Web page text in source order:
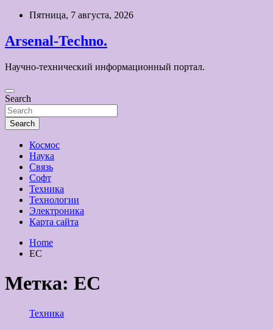
Skip
content
Пятница, 7 августа, 2026
Arsenal-Techno.
Научно-технический информационный портал.
Search
Search
Космос
Наука
Связь
Софт
Техника
Технологии
Электроника
Карта сайта
Home
ЕС
Метка: ЕС
Техника